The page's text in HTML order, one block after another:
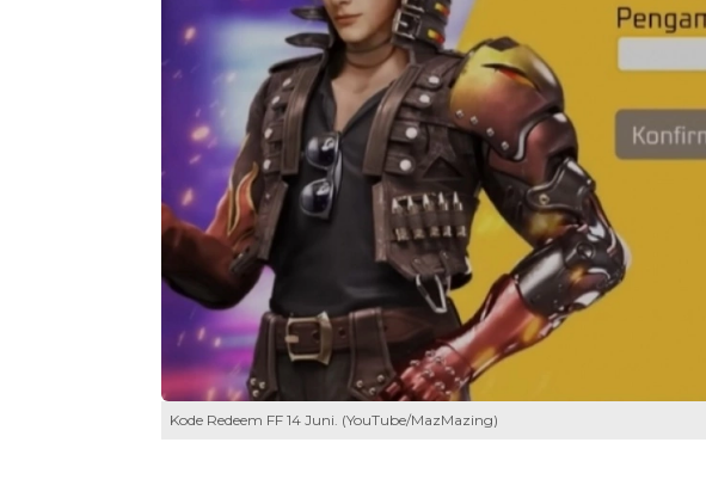
Kode Redeem FF 14 Juni. (YouTube/MazMazing)